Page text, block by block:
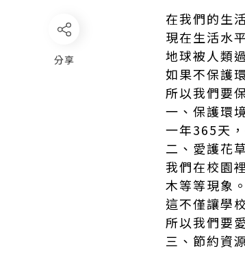
在我們的生
現在生活水
地球被人類
如果不保護
所以我們要
一、保護環
一年365天
二、愛護花
我們在校園
木等等現象。
這不僅讓學
所以我們要
三、節約資
分享